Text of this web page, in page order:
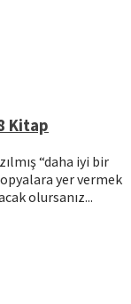
Kitap
“daha iyi bir
yer vermek
olursanız...